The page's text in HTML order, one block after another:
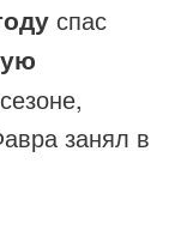
спас
занял в